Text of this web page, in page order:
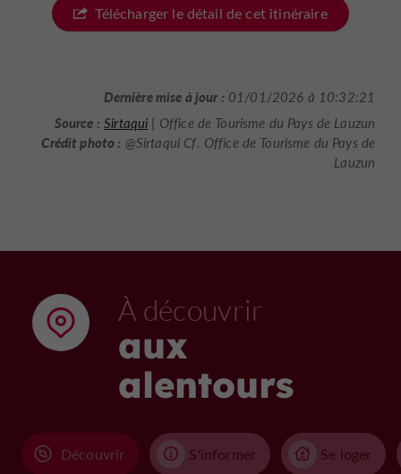
Télécharger le détail de cet itinéraire
Dernière mise à jour : 01/01/2026 à 10:32:21
Source : Sirtaqui | Office de Tourisme du Pays de Lauzun
Crédit photo : @Sirtaqui Cf. Office de Tourisme du Pays de
Lauzun
À découvrir
aux
alentours
Découvrir S'informer Se loger